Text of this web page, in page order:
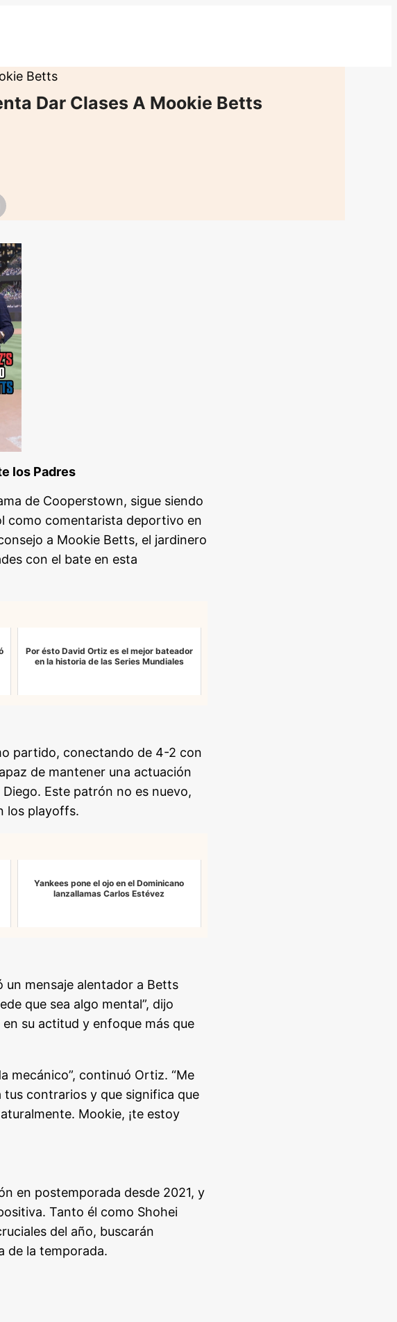
Betts
Dar Clases A Mookie Betts
los Padres
de Cooperstown, sigue siendo
como comentarista deportivo en
a Mookie Betts, el jardinero
con el bate en esta
Por ésto David Ortiz es el mejor bateador
en la historia de las Series Mundiales
partido, conectando de 4-2 con
de mantener una actuación
Este patrón no es nuevo,
los playoffs.
Yankees pone el ojo en el Dominicano
lanzallamas Carlos Estévez
un mensaje alentador a Betts
que sea algo mental”, dijo
su actitud y enfoque más que
mecánico”, continuó Ortiz. “Me
tus contrarios y que significa que
Mookie, ¡te estoy
en postemporada desde 2021, y
Tanto él como Shohei
del año, buscarán
de la temporada.